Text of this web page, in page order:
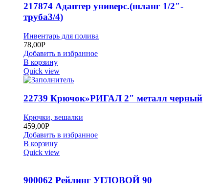
217874 Адаптер универс.(шланг 1/2″-
труба3/4)
Инвентарь для полива
78,00Р
Добавить в избранное
В корзину
Quick view
22739 Крючок»РИГАЛ 2″ металл черный
Крючки, вешалки
459,00Р
Добавить в избранное
В корзину
Quick view
900062 Рейлинг УГЛОВОЙ 90